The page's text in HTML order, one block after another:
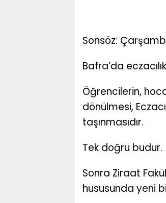
Sonsöz:
Bafra’da
Öğrencilerin,
dönülmesi,
taşınmasıdır.
Tek doğru budur.
Sonra Ziraat
hususunda yeni